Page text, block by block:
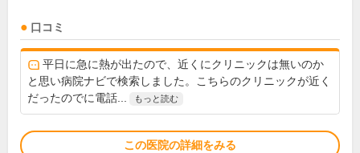
口コミ
平日に急に熱が出たので、近くにクリニックは無いのか
と思い病院ナビで検索しました。こちらのクリニックが近く
だったのでに電話...
もっと読む
この医院の詳細をみる